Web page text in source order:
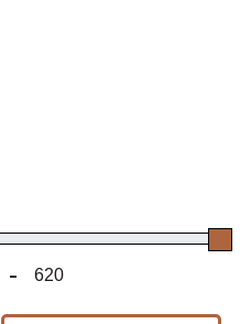
Minimum Price
-
Maximum Price